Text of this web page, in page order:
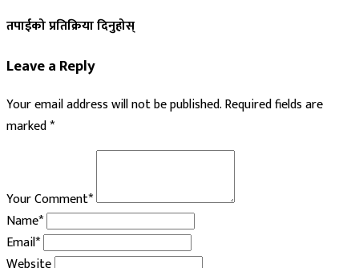
तपाईको प्रतिक्रिया दिनुहोस्
Leave a Reply
Your email address will not be published. Required fields are
marked*
Your Comment*
Name*
Email*
Website